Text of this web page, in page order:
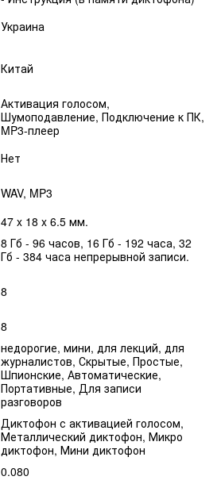
Украина
Китай
Активация голосом,
Шумоподавление, Подключение к ПК,
MP3-плеер
Нет
WAV, MP3
47 x 18 x 6.5 мм.
8 Гб - 96 часов, 16 Гб - 192 часа, 32
Гб - 384 часа непрерывной записи.
8
8
недорогие, мини, для лекций, для
журналистов, Скрытые, Простые,
Шпионские, Автоматические,
Портативные, Для записи
разговоров
Диктофон с активацией голосом,
Металлический диктофон, Микро
диктофон, Мини диктофон
0.080